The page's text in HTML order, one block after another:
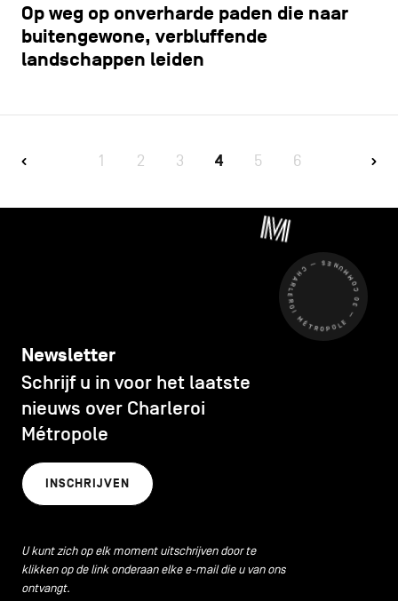
Op weg op onverharde paden die naar
buitengewone, verbluffende
landschappen leiden
1 2 3 4 5 6
CHARLEROI MÉTROPOLE — 30 COMMUNES —
Newsletter
Schrijf u in voor het laatste
nieuws over Charleroi
Métropole
INSCHRIJVEN
U kunt zich op elk moment uitschrijven door te
klikken op de link onderaan elke e-mail die u van ons
ontvangt.